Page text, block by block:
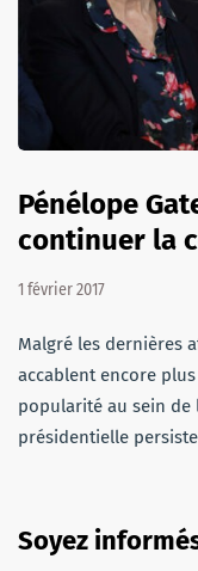
Pénélope
continuer la
1 février 2017
Malgré les dernières
accablent encore
popularité au sein de
présidentielle
Soyez